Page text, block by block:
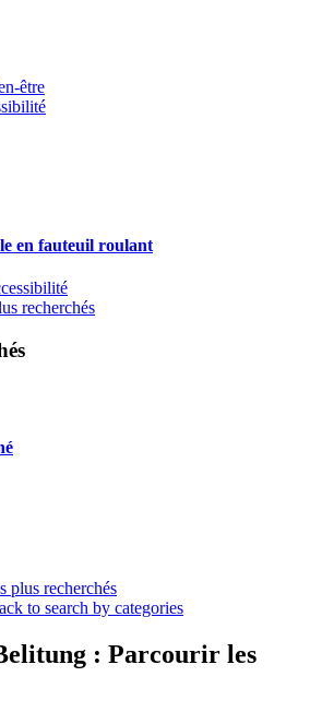
être
en fauteuil roulant
recherchés
plus recherchés
to search by categories
: Parcourir les